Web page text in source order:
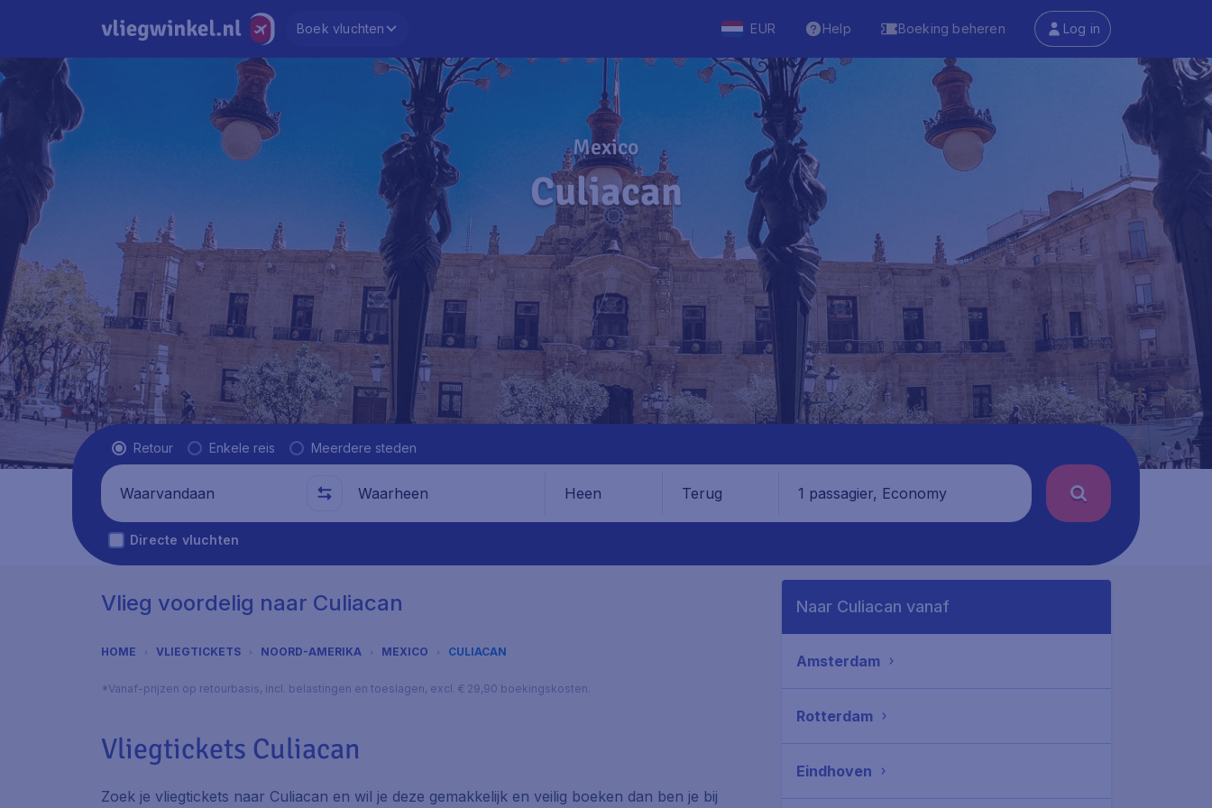
Boek vluchten EUR Help Boeking beheren Log in
Mexico
Culiacan
Vluchttype
Retour Enkele reis Meerdere steden
Waarvandaan Waarheen Heen Terug 1 passagier, Economy
Directe vluchten
Vlieg voordelig naar Culiacan
HOME VLIEGTICKETS NOORD-AMERIKA MEXICO CULIACAN
*Vanaf-prijzen op retourbasis, incl. belastingen en toeslagen, excl. € 29,90 boekingskosten.
Vliegtickets Culiacan
Zoek je vliegtickets naar Culiacan en wil je deze gemakkelijk en veilig boeken dan ben je bij
Naar Culiacan vanaf
Amsterdam
Rotterdam
Eindhoven